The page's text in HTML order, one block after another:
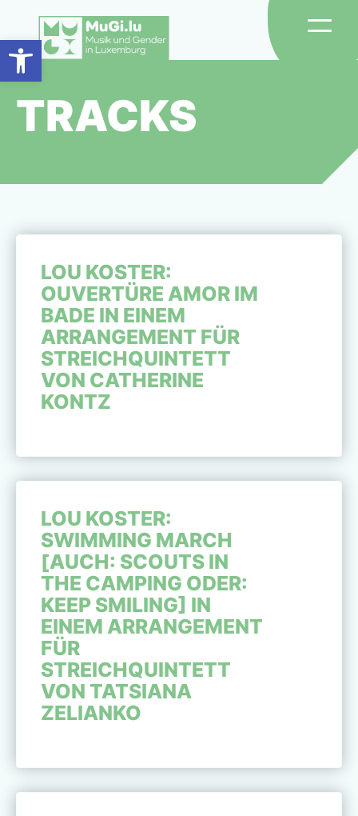
TRACKS
LOU KOSTER:
OUVERTÜRE AMOR IM
BADE IN EINEM
ARRANGEMENT FÜR
STREICHQUINTETT
VON CATHERINE
KONTZ
LOU KOSTER:
SWIMMING MARCH
[AUCH: SCOUTS IN
THE CAMPING ODER:
KEEP SMILING] IN
EINEM ARRANGEMENT
FÜR
STREICHQUINTETT
VON TATSIANA
ZELIANKO
Werkzeugleiste öffnen